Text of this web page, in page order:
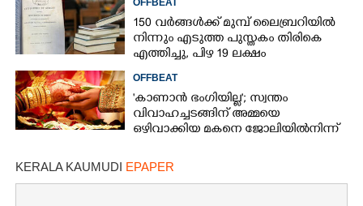
150 വർങ്ങൾക്ക് മുമ്പ് ലൈബ്രറിയിൽ
നിന്നും എടുത്ത പുസ്തകം തിരികെ
എത്തിച്ചു,​ പിഴ 19 ലക്ഷം
OFFBEAT
'കാണാൻ ഭംഗിയില്ല'; സ്വന്തം
വിവാഹച്ചടങ്ങിന് അമ്മയെ
ഒഴിവാക്കിയ മകനെ ജോലിയിൽനിന്ന്
KERALA KAUMUDI EPAPER